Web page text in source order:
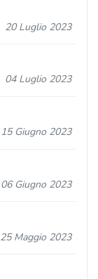
20 Luglio 2023
04 Luglio 2023
15 Giugno 2023
06 Giugno 2023
25 Maggio 2023